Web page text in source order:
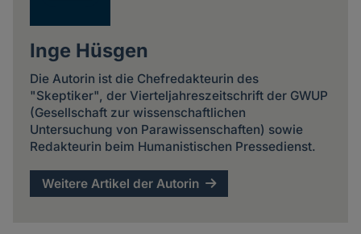
Inge Hüsgen
Die Autorin ist die Chefredakteurin des
"Skeptiker", der Vierteljahreszeitschrift der GWUP
(Gesellschaft zur wissenschaftlichen
Untersuchung von Parawissenschaften) sowie
Redakteurin beim Humanistischen Pressedienst.
Weitere Artikel der Autorin